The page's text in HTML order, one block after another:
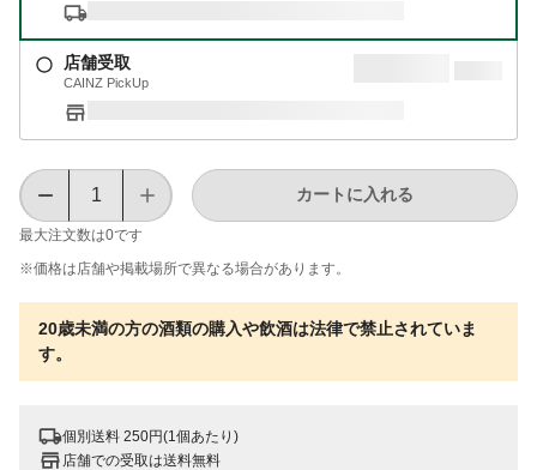
店舗受取
CAINZ PickUp
最大注文数は0です
カートに入れる
※価格は​店舗や​掲載場所で​異なる​場合が​あります。
20歳未満の方の酒類の購入や飲酒は法律で禁止されていま
す。
個別送料 250円(1個あたり)
店舗での受取は送料無料